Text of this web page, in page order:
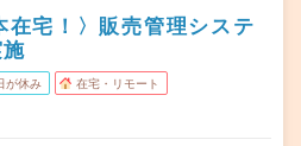
宅！〉販売管理システ
が休み 在宅・リモート